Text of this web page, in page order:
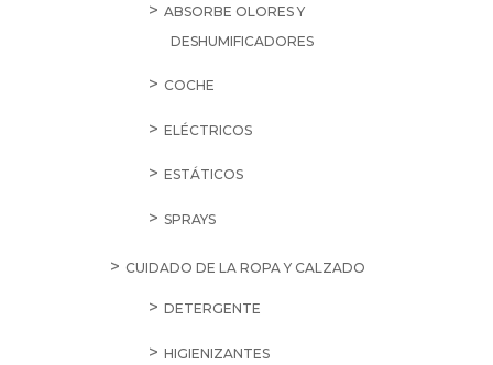
ABSORBE OLORES Y
DESHUMIFICADORES
COCHE
ELÉCTRICOS
ESTÁTICOS
SPRAYS
CUIDADO DE LA ROPA Y CALZADO
DETERGENTE
HIGIENIZANTES